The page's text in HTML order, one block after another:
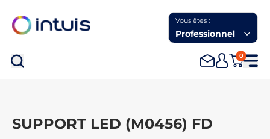
Vous êtes :
Professionnel
0
SUPPORT LED (M0456) FD